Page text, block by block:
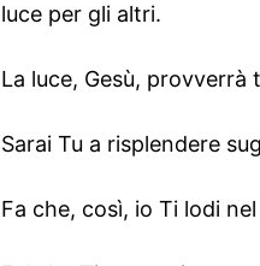
luce per gli altri.
La luce, Gesù, provverrà
Sarai Tu a risplendere
Fa che, così, io Ti lodi